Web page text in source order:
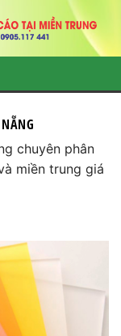
chuyên phân
miền trung giá